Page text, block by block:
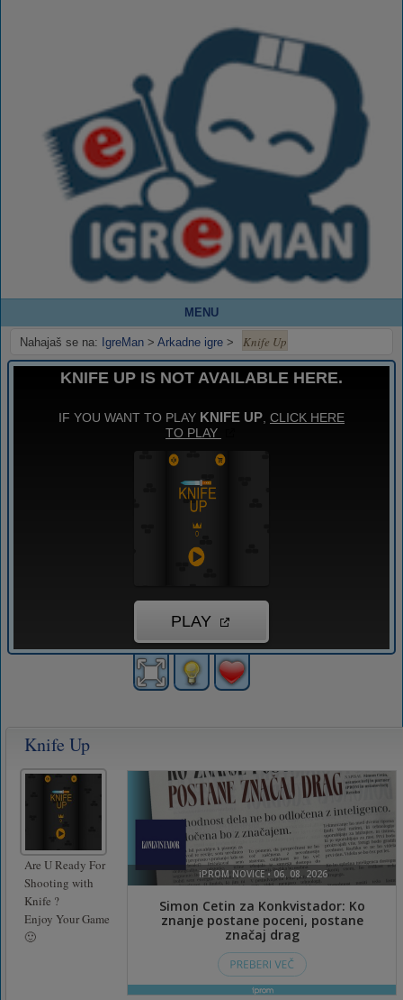
MENU
Nahajaš se na: IgreMan > Arkadne igre > Knife Up
Knife Up
Are U Ready For
Shooting with
Knife ?
Enjoy Your Game
🙂